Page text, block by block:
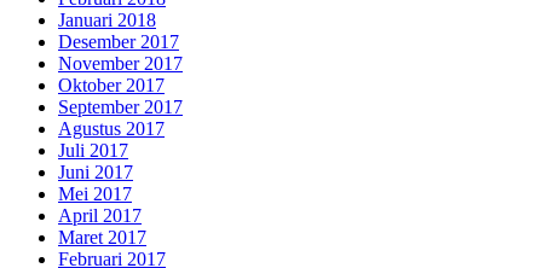
Januari 2018
Desember 2017
November 2017
Oktober 2017
September 2017
Agustus 2017
Juli 2017
Juni 2017
Mei 2017
April 2017
Maret 2017
Februari 2017